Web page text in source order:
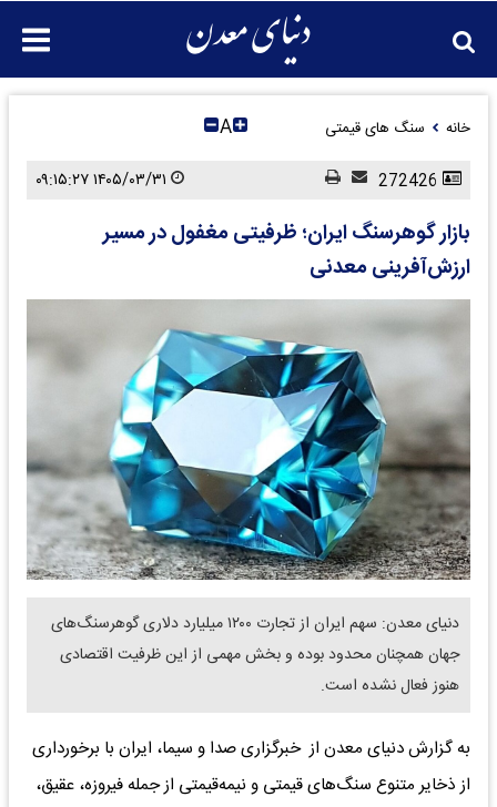
خانه سنگ های قیمتی A
بازار گوهرسنگ ایران؛ ظرفیتی مغفول در مسیر
ارزش‌آفرینی معدنی
دنیای معدن: سهم ایران از تجارت ۱۲۰۰ میلیارد دلاری گوهرسنگ‌های
جهان همچنان محدود بوده و بخش مهمی از این ظرفیت اقتصادی
هنوز فعال نشده است.
به گزارش دنیای معدن از خبرگزاری صدا و سیما، ایران با برخورداری
از ذخایر متنوع سنگ‌های قیمتی و نیمه‌قیمتی از جمله فیروزه، عقیق،